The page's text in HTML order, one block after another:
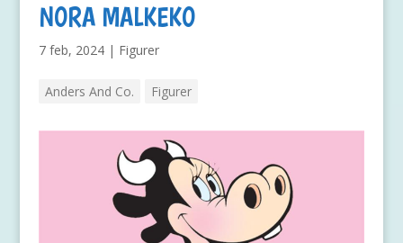
NORA MALKEKO
7 feb, 2024| Figurer
Anders And Co. Figurer